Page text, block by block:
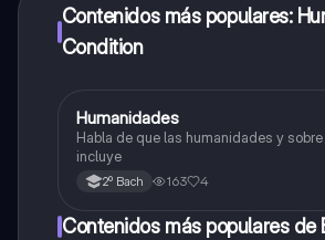
Contenidos más populares:
Condition
Historia
Humanidades
Habla de que las humanidades y
incluye
2º Bach 163 4
Contenidos más populares de